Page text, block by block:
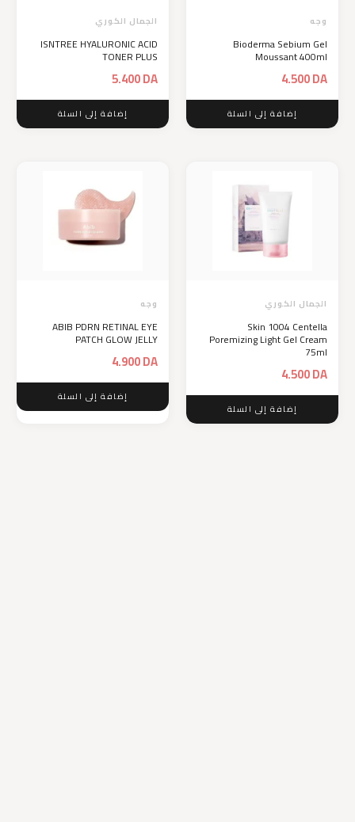
وجه
Bioderma Sebium Gel
Moussant 400ml
4.500DA
إضافة إلى السلة
الجمال الكوري
ISNTREE HYALURONIC ACID
TONER PLUS
5.400DA
إضافة إلى السلة
الجمال الكوري
Skin 1004 Centella
Poremizing Light Gel Cream
75ml
4.500DA
إضافة إلى السلة
وجه
ABIB PDRN RETINAL EYE
PATCH GLOW JELLY
4.900DA
إضافة إلى السلة